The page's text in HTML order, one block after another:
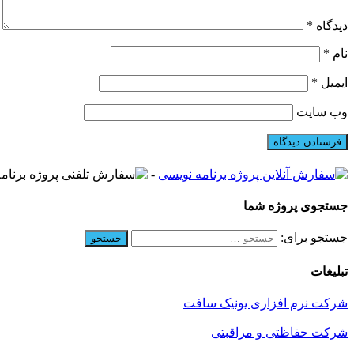
دیدگاه *
نام *
ایمیل *
وب‌ سایت
-
جستجوی پروژه شما
جستجو برای:
تبلیغات
شرکت نرم افزاری یونیک سافت
شرکت حفاظتی و مراقبتی